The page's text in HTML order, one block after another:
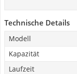
Technische Details
Modell
Kapazität
Laufzeit